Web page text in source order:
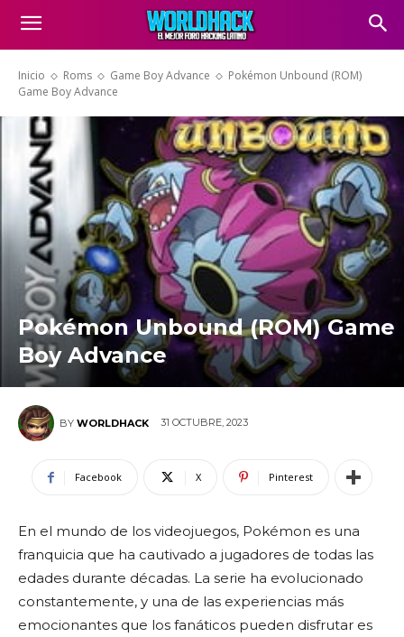
Inicio Roms Game Boy Advance
Pokémon Unbound (ROM)
Game Boy Advance
Pokémon Unbound (ROM) Game
Boy Advance
BY WORLDHACK 31 OCTUBRE, 2023
Facebook X Pinterest
En el mundo de los videojuegos, Pokémon es una
franquicia que ha cautivado a jugadores de todas las
edades durante décadas. La serie ha evolucionado
constantemente, y una de las experiencias más
emocionantes que los fanáticos pueden disfrutar es